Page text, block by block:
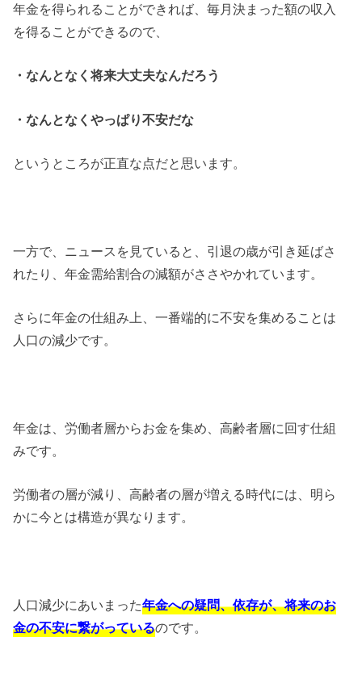
年金を得られることができれば、毎月決まった額の収入
を得ることができるので、
・なんとなく将来大丈夫なんだろう
・なんとなくやっぱり不安だな
というところが正直な点だと思います。
一方で、ニュースを見ていると、引退の歳が引き延ばさ
れたり、年金需給割合の減額がささやかれています。
さらに年金の仕組み上、一番端的に不安を集めることは
人口の減少です。
年金は、労働者層からお金を集め、高齢者層に回す仕組
みです。
労働者の層が減り、高齢者の層が増える時代には、明ら
かに今とは構造が異なります。
人口減少にあいまった年金への疑問、依存が、将来のお
金の不安に繋がっているのです。